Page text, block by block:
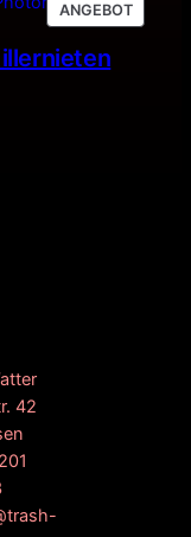
ANGEBOT
IM
42